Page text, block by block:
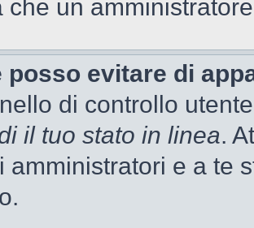
che un
posso evitare di
di controllo
il tuo stato in linea.
amministratori e a te